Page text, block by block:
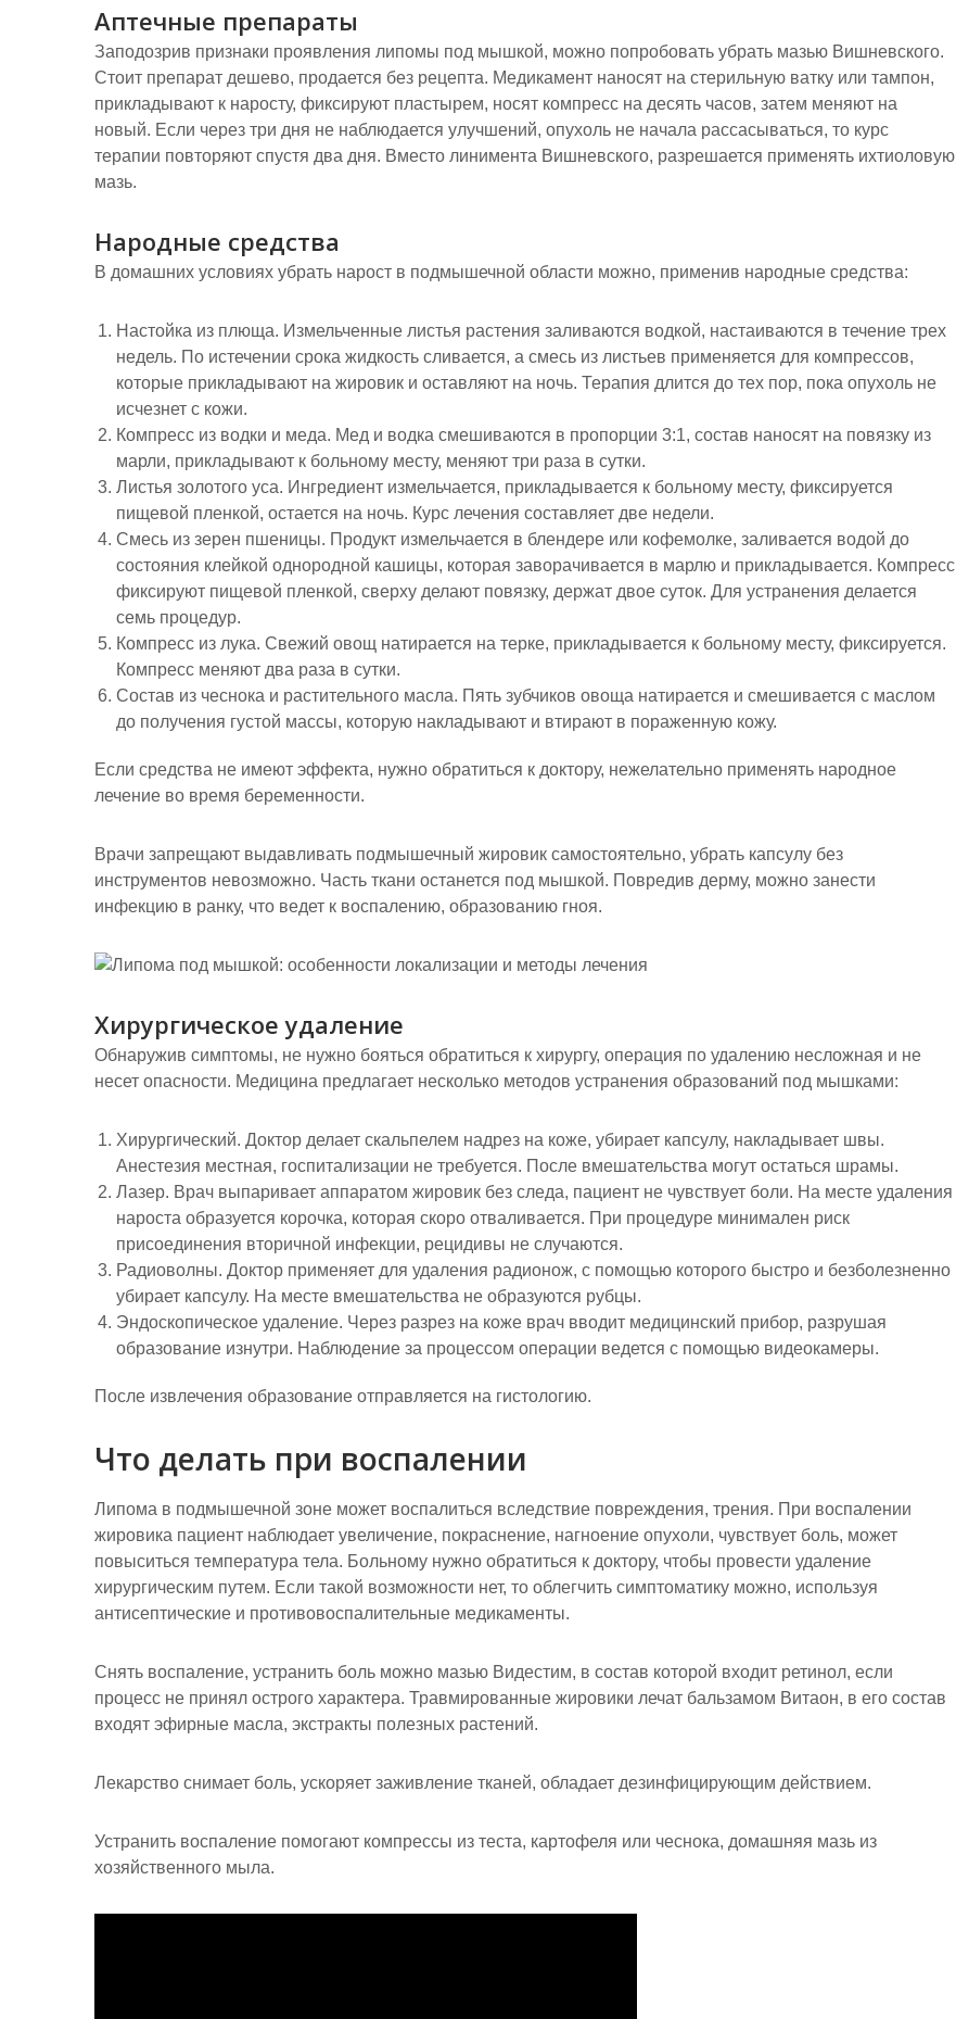
Аптечные препараты
Заподозрив признаки проявления липомы под мышкой, можно попробовать убрать мазью Вишневского.
Стоит препарат дешево, продается без рецепта. Медикамент наносят на стерильную ватку или тампон,
прикладывают к наросту, фиксируют пластырем, носят компресс на десять часов, затем меняют на
новый. Если через три дня не наблюдается улучшений, опухоль не начала рассасываться, то курс
терапии повторяют спустя два дня. Вместо линимента Вишневского, разрешается применять ихтиоловую
мазь.
Народные средства
В домашних условиях убрать нарост в подмышечной области можно, применив народные средства:
Настойка из плюща. Измельченные листья растения заливаются водкой, настаиваются в течение трех
недель. По истечении срока жидкость сливается, а смесь из листьев применяется для компрессов,
которые прикладывают на жировик и оставляют на ночь. Терапия длится до тех пор, пока опухоль не
исчезнет с кожи.
Компресс из водки и меда. Мед и водка смешиваются в пропорции 3:1, состав наносят на повязку из
марли, прикладывают к больному месту, меняют три раза в сутки.
Листья золотого уса. Ингредиент измельчается, прикладывается к больному месту, фиксируется
пищевой пленкой, остается на ночь. Курс лечения составляет две недели.
Смесь из зерен пшеницы. Продукт измельчается в блендере или кофемолке, заливается водой до
состояния клейкой однородной кашицы, которая заворачивается в марлю и прикладывается. Компресс
фиксируют пищевой пленкой, сверху делают повязку, держат двое суток. Для устранения делается
семь процедур.
Компресс из лука. Свежий овощ натирается на терке, прикладывается к больному месту, фиксируется.
Компресс меняют два раза в сутки.
Состав из чеснока и растительного масла. Пять зубчиков овоща натирается и смешивается с маслом
до получения густой массы, которую накладывают и втирают в пораженную кожу.
Если средства не имеют эффекта, нужно обратиться к доктору, нежелательно применять народное
лечение во время беременности.
Врачи запрещают выдавливать подмышечный жировик самостоятельно, убрать капсулу без
инструментов невозможно. Часть ткани останется под мышкой. Повредив дерму, можно занести
инфекцию в ранку, что ведет к воспалению, образованию гноя.
Хирургическое удаление
Обнаружив симптомы, не нужно бояться обратиться к хирургу, операция по удалению несложная и не
несет опасности. Медицина предлагает несколько методов устранения образований под мышками:
Хирургический. Доктор делает скальпелем надрез на коже, убирает капсулу, накладывает швы.
Анестезия местная, госпитализации не требуется. После вмешательства могут остаться шрамы.
Лазер. Врач выпаривает аппаратом жировик без следа, пациент не чувствует боли. На месте удаления
нароста образуется корочка, которая скоро отваливается. При процедуре минимален риск
присоединения вторичной инфекции, рецидивы не случаются.
Радиоволны. Доктор применяет для удаления радионож, с помощью которого быстро и безболезненно
убирает капсулу. На месте вмешательства не образуются рубцы.
Эндоскопическое удаление. Через разрез на коже врач вводит медицинский прибор, разрушая
образование изнутри. Наблюдение за процессом операции ведется с помощью видеокамеры.
После извлечения образование отправляется на гистологию.
Что делать при воспалении
Липома в подмышечной зоне может воспалиться вследствие повреждения, трения. При воспалении
жировика пациент наблюдает увеличение, покраснение, нагноение опухоли, чувствует боль, может
повыситься температура тела. Больному нужно обратиться к доктору, чтобы провести удаление
хирургическим путем. Если такой возможности нет, то облегчить симптоматику можно, используя
антисептические и противовоспалительные медикаменты.
Снять воспаление, устранить боль можно мазью Видестим, в состав которой входит ретинол, если
процесс не принял острого характера. Травмированные жировики лечат бальзамом Витаон, в его состав
входят эфирные масла, экстракты полезных растений.
Лекарство снимает боль, ускоряет заживление тканей, обладает дезинфицирующим действием.
Устранить воспаление помогают компрессы из теста, картофеля или чеснока, домашняя мазь из
хозяйственного мыла.